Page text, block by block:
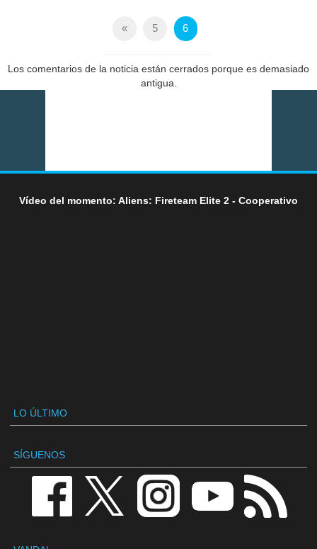
« 5 6
Los comentarios de la noticia están cerrados porque es demasiado
antigua.
Vídeo del momento: Aliens: Fireteam Elite 2 - Cooperativo
LO ÚLTIMO
SÍGUENOS